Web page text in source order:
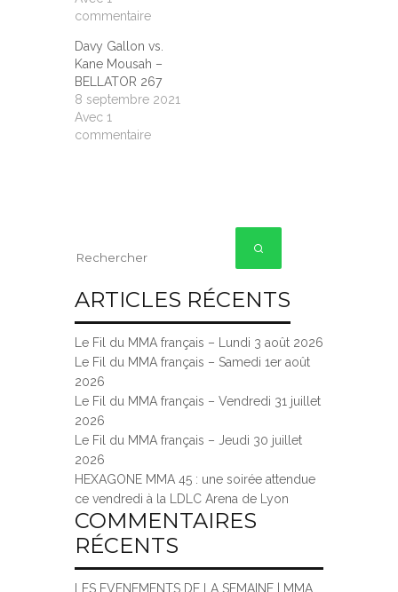
commentaire
Davy Gallon vs.
Kane Mousah –
BELLATOR 267
8 septembre 2021
Avec 1
commentaire
ARTICLES RÉCENTS
Le Fil du MMA français – Lundi 3 août 2026
Le Fil du MMA français – Samedi 1er août
2026
Le Fil du MMA français – Vendredi 31 juillet
2026
Le Fil du MMA français – Jeudi 30 juillet
2026
HEXAGONE MMA 45 : une soirée attendue
ce vendredi à la LDLC Arena de Lyon
COMMENTAIRES
RÉCENTS
LES EVENEMENTS DE LA SEMAINE | MMA